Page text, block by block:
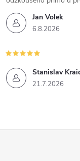
Jan Volek
6.8.2026
Stanislav
21.7.2026